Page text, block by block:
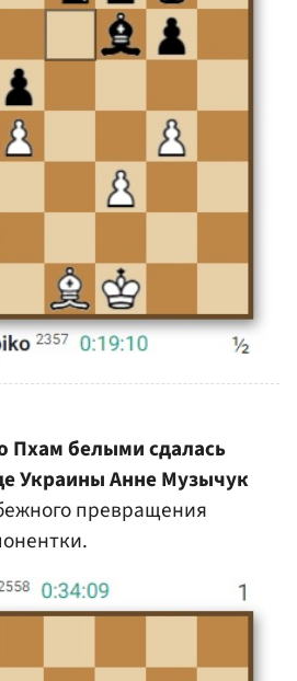
Пхам белыми сдалась
Украины Анне Музычук
превращения